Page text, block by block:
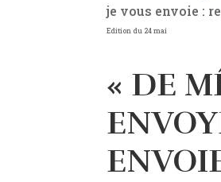
je vous envoie :
Edition du 24 mai
« DE